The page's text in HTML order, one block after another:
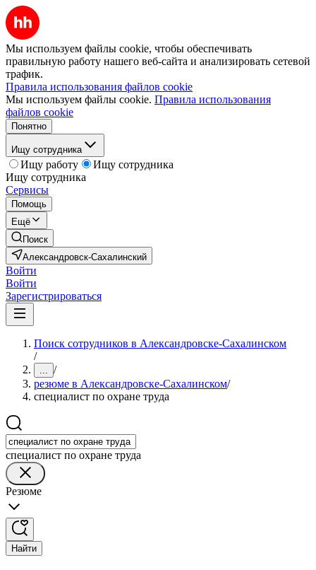
Мы используем файлы cookie, чтобы обеспечивать
правильную работу нашего веб-сайта и анализировать сетевой
трафик.
Правила использования файлов cookie
Мы используем файлы cookie. Правила использования
файлов cookie
Понятно
Ищу сотрудника
Ищу работу
Ищу сотрудника
Ищу сотрудника
Сервисы
Помощь
Ещё
Поиск
Александровск-Сахалинский
Войти
Войти
Зарегистрироваться
Поиск сотрудников в Александровске-Сахалинском
/
... /
резюме в Александровске-Сахалинском/
специалист по охране труда
специалист по охране труда
Резюме
Найти